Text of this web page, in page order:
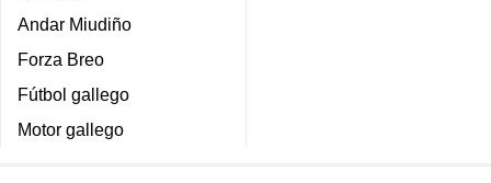
Andar Miudiño
Forza Breo
Fútbol gallego
Motor gallego